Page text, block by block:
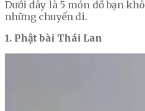
Dưới đây là 5 món đồ bạn
những chuyến đi.
1. Phật bài Thái Lan